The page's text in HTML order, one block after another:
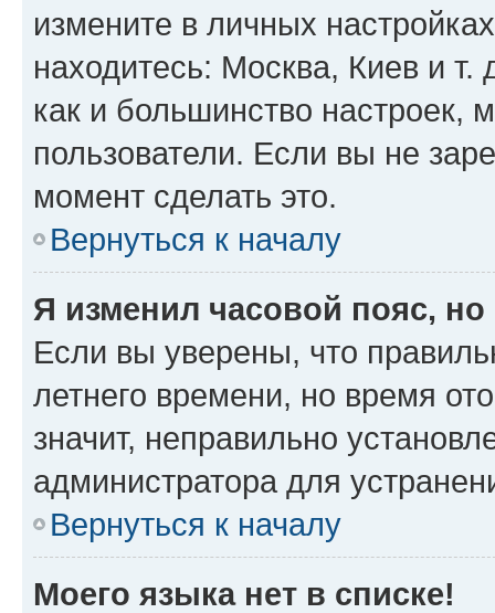
измените в личных
находитесь: Москва, Киев и т.
как и большинство настроек,
пользователи. Если вы не
момент сделать это.
Вернуться к началу
Я изменил часовой пояс,
Если вы уверены, что
летнего времени, но время
значит, неправильно
администратора для
Вернуться к началу
Моего языка нет в списке!